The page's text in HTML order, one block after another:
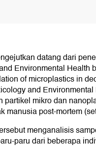
datang dari
Environmental Health
of microplastics in
and
partikel mikro dan
manusia post-mortem
menganalisis
paru dari beberapa